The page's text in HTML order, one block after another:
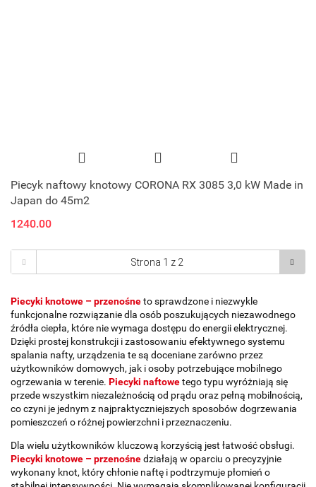
Piecyk naftowy knotowy CORONA RX 3085 3,0 kW Made in
Japan do 45m2
1240.00
Piecyki knotowe – przenośneto sprawdzone i niezwykle
funkcjonalne rozwiązanie dla osób poszukujących niezawodnego
źródła ciepła, które nie wymaga dostępu do energii elektrycznej.
Dzięki prostej konstrukcji i zastosowaniu efektywnego systemu
spalania nafty, urządzenia te są doceniane zarówno przez
użytkowników domowych, jak i osoby potrzebujące mobilnego
ogrzewania w terenie. Piecyki naftowetego typu wyróżniają się
przede wszystkim niezależnością od prądu oraz pełną mobilnością,
co czyni je jednym z najpraktyczniejszych sposobów dogrzewania
pomieszczeń o różnej powierzchni i przeznaczeniu.
Dla wielu użytkowników kluczową korzyścią jest łatwość obsługi.
Piecyki knotowe – przenośnedziałają w oparciu o precyzyjnie
wykonany knot, który chłonie naftę i podtrzymuje płomień o